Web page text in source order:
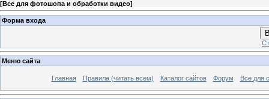
[Все для фотошопа и обработки видео]
Форма входа
Меню сайта
Главная Правила (читать всем) Каталог сайтов Форум Все для